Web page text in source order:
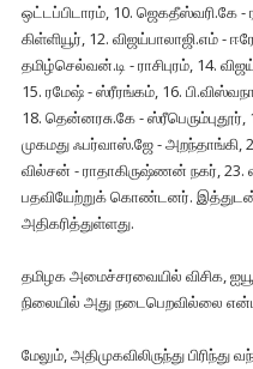
ஒட்டப்பிடாரம், 10. ஜெகதீஸ்வரி.கே
கிள்ளியூர், 12. விஜய்பாலாஜி.எம் -
தமிழ்செல்வன்.டி - ராசிபுரம், 14.
15. ரமேஷ் - ஸ்ரீரங்கம், 16.
18. தென்னரசு.கே -
முகமது ஃபர்வாஸ்.ஜே - அறந்தாங்கி,
வில்சன் - ராதாகிருஷ்ணன் நகர்,
பதவியேற்றுக் கொண்டனர்.
அதிகரித்துள்ளது.
தமிழக அமைச்சரவையில் விசிக,
நிலையில் அது நடைபெறவில்லை
மேலும், அதிமுகவிலிருந்து